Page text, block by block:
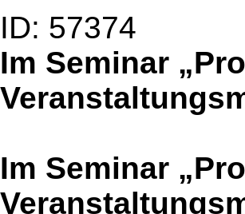
ID: 57374
Im Seminar
Im Seminar